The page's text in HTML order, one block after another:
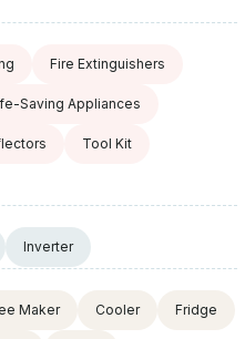
Fire Extinguishers
Saving Appliances
Tool Kit
Inverter
Maker Cooler Fridge